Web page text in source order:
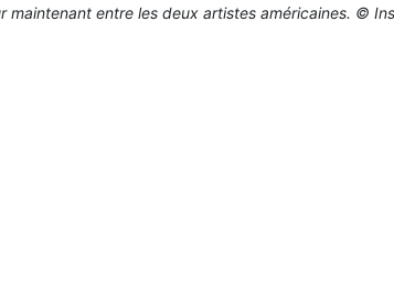
maintenant entre les deux artistes américaines. ©